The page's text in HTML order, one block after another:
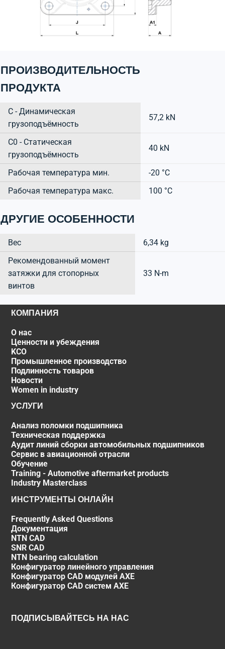
ПРОИЗВОДИТЕЛЬНОСТЬ
ПРОДУКТА
C - Динамическая
грузоподъёмность
57,2 kN
C0 - Статическая
грузоподъёмность
40 kN
Рабочая температура мин.
-20 °C
Рабочая температура макс.
100 °C
ДРУГИЕ ОСОБЕННОСТИ
Вес
6,34 kg
Рекомендованный момент
затяжки для стопорных
винтов
33 N-m
КОМПАНИЯ
О нас
Ценности и убеждения
KCO
Промышленное производство
Подлинность товаров
Новости
Women in industry
УСЛУГИ
Анализ поломки подшипника
Техническая поддержка
Аудит линий сборки автомобильных подшипников
Сервис в авиационной отрасли
Обучение
Training - Automotive aftermarket products
Industry Masterclass
ИНСТРУМЕНТЫ ОНЛАЙН
Frequently Asked Questions
Документация
NTN CAD
SNR CAD
NTN bearing calculation
Конфигуратор линейного управления
Конфигуратор CAD модулей AXE
Конфигуратор CAD систем AXE
ПОДПИСЫВАЙТЕСЬ НА НАС